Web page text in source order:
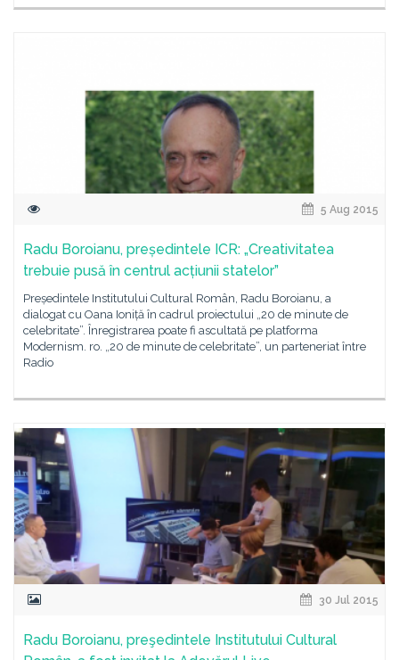
5 Aug 2015
Radu Boroianu, președintele ICR: „Creativitatea
trebuie pusă în centrul acțiunii statelor”
Președintele Institutului Cultural Român, Radu Boroianu, a
dialogat cu Oana Ioniță în cadrul proiectului „20 de minute de
celebritate”. Înregistrarea poate fi ascultată pe platforma
Modernism. ro. „20 de minute de celebritate”, un parteneriat între
Radio
30 Jul 2015
Radu Boroianu, preşedintele Institutului Cultural